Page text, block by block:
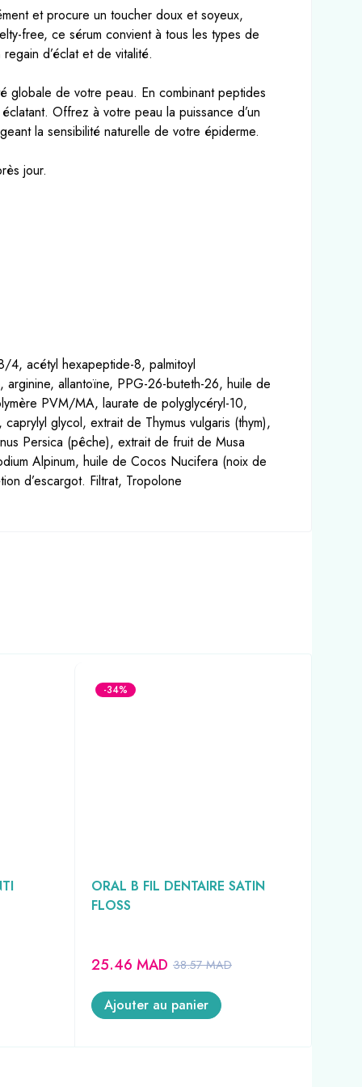
et procure un toucher doux et soyeux,
free, ce sérum convient à tous les types de
d’éclat et de vitalité.
globale de votre peau. En combinant peptides
Offrez à votre peau la puissance d’un
la sensibilité naturelle de votre épiderme.
jour.
4, acétyl hexapeptide-8, palmitoyl
allantoïne, PPG-26-buteth-26, huile de
PVM/MA, laurate de polyglycéryl-10,
glycol, extrait de Thymus vulgaris (thym),
Persica (pêche), extrait de fruit de Musa
Alpinum, huile de Cocos Nucifera (noix de
d’escargot. Filtrat, Tropolone
-34%
ORAL B FIL DENTAIRE SATIN
FLOSS
38.57MAD
25.46 MAD
Ajouter au panier